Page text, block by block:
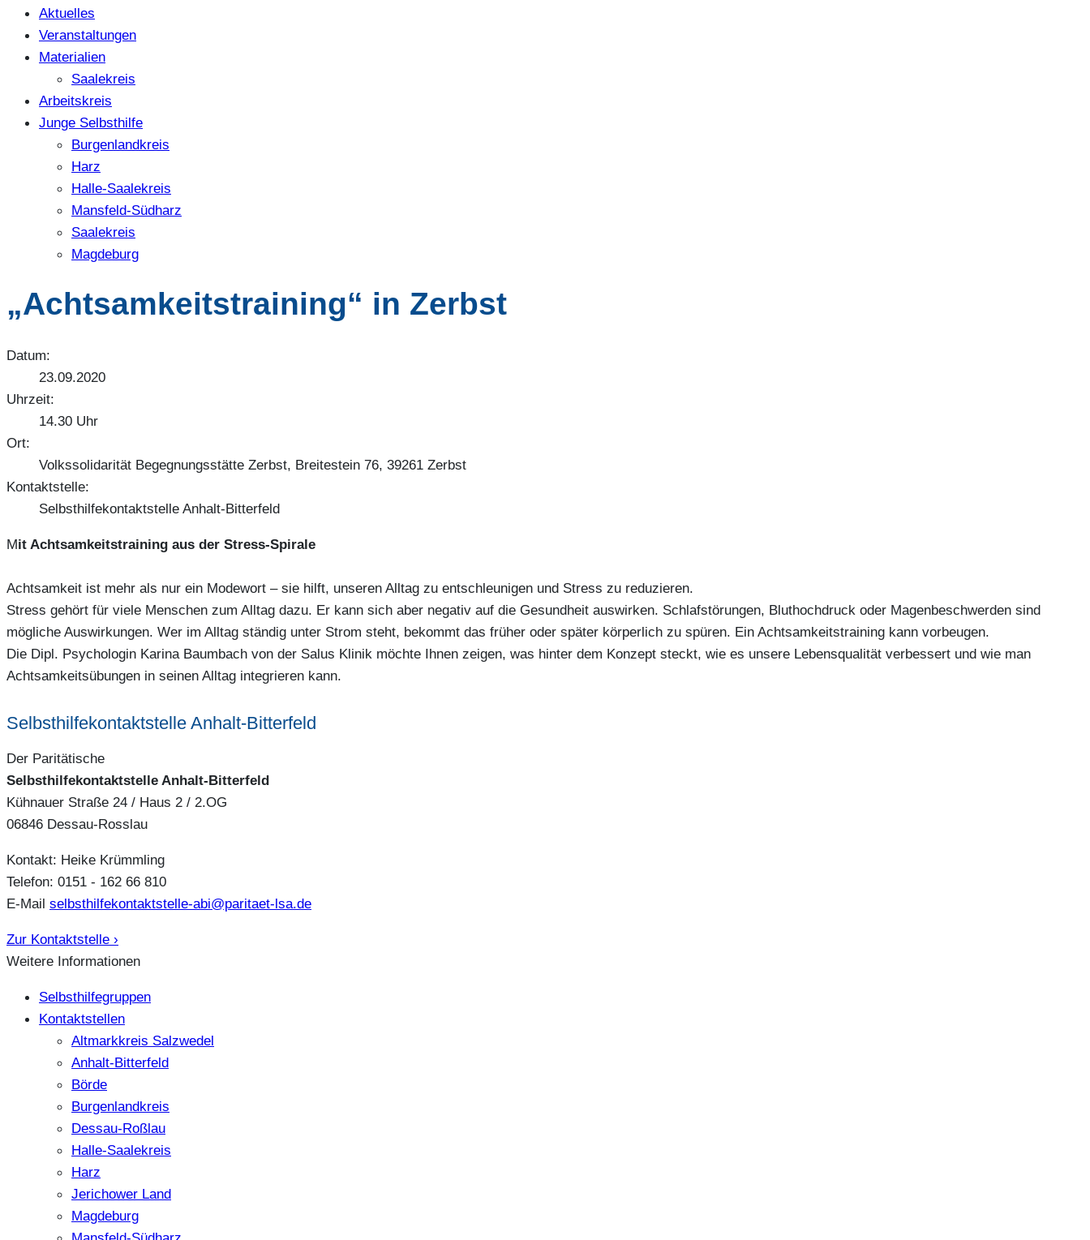
Aktuelles
Veranstaltungen
Materialien
Saalekreis
Arbeitskreis
Junge Selbsthilfe
Burgenlandkreis
Harz
Halle-Saalekreis
Mansfeld-Südharz
Saalekreis
Magdeburg
„Achtsamkeitstraining“ in Zerbst
Datum:
23.09.2020
Uhrzeit:
14.30 Uhr
Ort:
Volkssolidarität Begegnungsstätte Zerbst, Breitestein 76, 39261 Zerbst
Kontaktstelle:
Selbsthilfekontaktstelle Anhalt-Bitterfeld
Mit Achtsamkeitstraining aus der Stress-Spirale
Achtsamkeit ist mehr als nur ein Modewort – sie hilft, unseren Alltag zu entschleunigen und Stress zu reduzieren.
Stress gehört für viele Menschen zum Alltag dazu. Er kann sich aber negativ auf die Gesundheit auswirken. Schlafstörungen, Bluthochdruck oder Magenbeschwerden sind
mögliche Auswirkungen. Wer im Alltag ständig unter Strom steht, bekommt das früher oder später körperlich zu spüren. Ein Achtsamkeitstraining kann vorbeugen.
Die Dipl. Psychologin Karina Baumbach von der Salus Klinik möchte Ihnen zeigen, was hinter dem Konzept steckt, wie es unsere Lebensqualität verbessert und wie man
Achtsamkeitsübungen in seinen Alltag integrieren kann.
Selbsthilfekontaktstelle Anhalt-Bitterfeld
Der Paritätische
Selbsthilfekontaktstelle Anhalt-Bitterfeld
Kühnauer Straße 24 / Haus 2 / 2.OG
06846 Dessau-Rosslau
Kontakt: Heike Krümmling
Telefon: 0151 - 162 66 810
E-Mail selbsthilfekontaktstelle-abi@paritaet-lsa.de
Zur Kontaktstelle ›
Weitere Informationen
Selbsthilfegruppen
Kontaktstellen
Altmarkkreis Salzwedel
Anhalt-Bitterfeld
Börde
Burgenlandkreis
Dessau-Roßlau
Halle-Saalekreis
Harz
Jerichower Land
Magdeburg